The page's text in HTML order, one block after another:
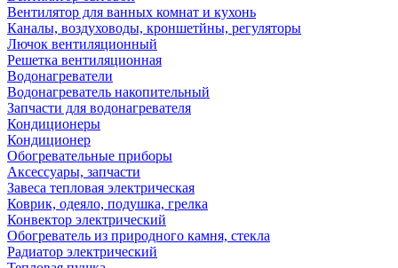
Вентилятор для ванных комнат и кухонь
Каналы, воздуховоды, кроншетйны, регуляторы
Лючок вентиляционный
Решетка вентиляционная
Водонагреватели
Водонагреватель накопительный
Запчасти для водонагревателя
Кондиционеры
Кондиционер
Обогревательные приборы
Аксессуары, запчасти
Завеса тепловая электрическая
Коврик, одеяло, подушка, грелка
Конвектор электрический
Обогреватель из природного камня, стекла
Радиатор электрический